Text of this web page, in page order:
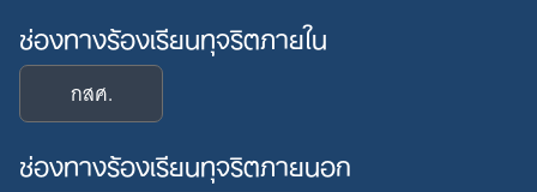
ช่องทางร้องเรียนทุจริตภายใน
กสศ.
ช่องทางร้องเรียนทุจริตภายนอก